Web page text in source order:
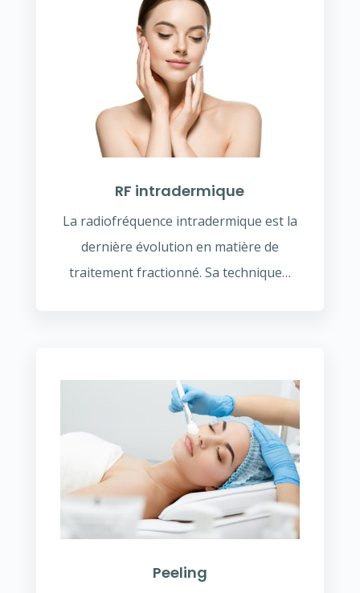
RF intradermique
La radiofréquence intradermique est la
dernière évolution en matière de
traitement fractionné. Sa technique…
Peeling